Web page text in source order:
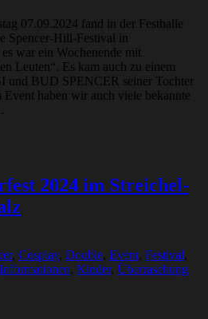
07.09.2024 fand in der Festhalle
Spencer-Hill-Festival in
war ein Wochenende mit
Leuten“. Es kam auch zu einem
und BUD SPENCER seiner Tochter
haben wir auch viele bekannte
2024 im Streichel-
, Cosplay, Double, Event, Festival,
Informationen, Kinder, Überraschung